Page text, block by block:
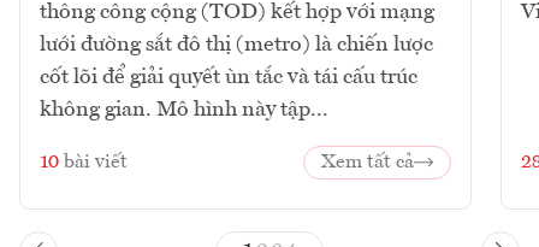
thông công cộng (TOD) kết hợp với mạng
lưới đường sắt đô thị (metro) là chiến lược
cốt lõi để giải quyết ùn tắc và tái cấu trúc
không gian. Mô hình này tập...
10 bài viết Xem tất cả